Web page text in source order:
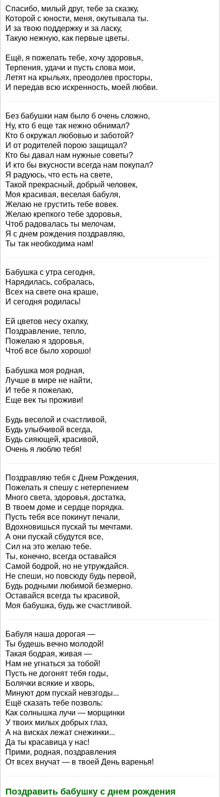
Спасибо, милый друг, тебе за сказку,
Которой с юности, меня, окутывала ты.
И за твою поддержку и за ласку,
Такую нежную, как первые цветы.
Ещё, я пожелать тебе, хочу здоровья,
Терпения, удачи и пусть слова мои,
Летят на крыльях, преодолев просторы,
И передав всю искренность, моей любви.
Без бабушки нам было б очень сложно,
Ну, кто б еще так нежно обнимал?
Кто б окружал любовью и заботой?
И от родителей порою защищал?
Кто бы давал нам нужные советы?
И кто бы вкусности всегда нам покупал?
Я радуюсь, что есть на свете,
Такой прекрасный, добрый человек,
Моя красивая, веселая бабуля,
Желаю не грустить тебе вовек.
Желаю крепкого тебе здоровья,
Чтоб радовалась ты мелочам,
Я с днем рождения поздравляю,
Ты так необходима нам!
Бабушка с утра сегодня,
Нарядилась, собралась,
Всех на свете она краше,
И сегодня родилась!
Ей цветов несу охапку,
Поздравление, тепло,
Пожелаю я здоровья,
Чтоб все было хорошо!
Бабушка моя родная,
Лучше в мире не найти,
И тебе я пожелаю,
Еще век ты проживи!
Будь веселой и счастливой,
Будь улыбчивой всегда,
Будь сияющей, красивой,
Очень я люблю тебя!
Поздравляю тебя с Днем Рождения,
Пожелать я спешу с нетерпением
Много света, здоровья, достатка,
В твоем доме и сердце порядка.
Пусть тебя все покинут печали,
Вдохновишься пускай ты мечтами.
А они пускай сбудутся все,
Сил на это желаю тебе.
Ты, конечно, всегда оставайся
Самой бодрой, но не утруждайся.
Не спеши, но повсюду будь первой,
Будь родными любимой безмерно.
Оставайся всегда ты красивой,
Моя бабушка, будь же счастливой.
Бабуля наша дорогая —
Ты будешь вечно молодой!
Такая бодрая, живая —
Нам не угнаться за тобой!
Пусть не догонят тебя годы,
Болячки всякие и хворь,
Минуют дом пускай невзгоды...
Ещё сказать тебе позволь:
Как солнышка лучи — морщинки
У твоих милых добрых глаз,
А на висках лежат снежинки...
Да ты красавица у нас!
Прими, родная, поздравления
От всех внучат — в твоей День варенья!
Поздравить бабушку с днем рождения